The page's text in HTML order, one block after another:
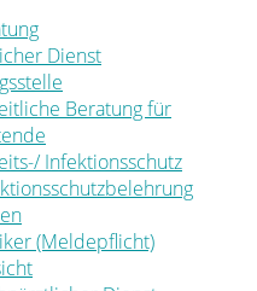
Dienst
Beratung für
Infektionsschutz
(Meldepflicht)